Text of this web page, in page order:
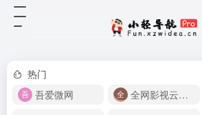
热门
吾爱微网
全网影视云盘资源